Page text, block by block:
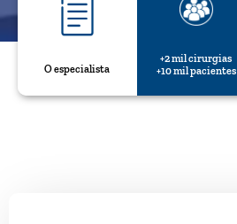
O especialista
+2 mil cirurgias
+10 mil pacientes